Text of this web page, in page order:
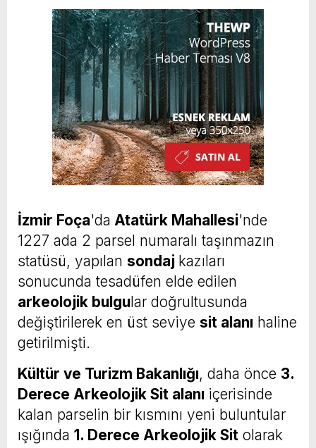
İzmir Foça'da Atatürk Mahallesi'nde
1227 ada 2 parsel numaralı taşınmazın
statüsü, yapılan sondaj kazıları
sonucunda tesadüfen elde edilen
arkeolojik bulgular doğrultusunda
değiştirilerek en üst seviye sit alanı haline
getirilmişti.
Kültür ve Turizm Bakanlığı, daha önce 3.
Derece Arkeolojik Sit alanı içerisinde
kalan parselin bir kısmını yeni buluntular
ışığında 1. Derece Arkeolojik Sit olarak